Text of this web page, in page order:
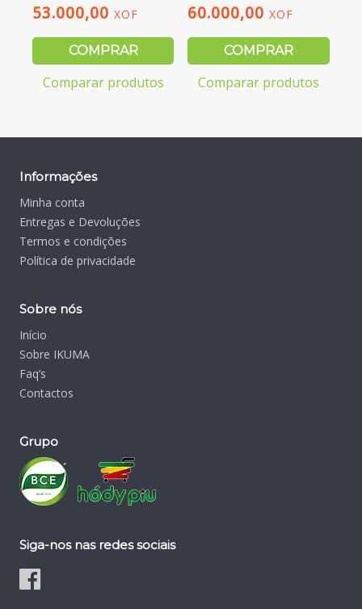
53.000,00 XOF
COMPRAR
Comparar produtos
60.000,00XOF
COMPRAR
Comparar produtos
Informações
Minha conta
Entregas e Devoluções
Termos e condições
Política de privacidade
Sobre nós
Início
Sobre IKUMA
Faq’s
Contactos
Grupo
Siga-nos nas redes sociais